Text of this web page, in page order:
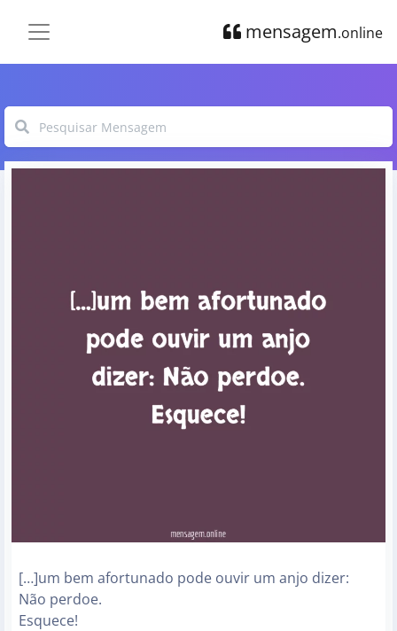
mensagem.online
[…]um bem afortunado pode ouvir um anjo dizer:
Não perdoe.
Esquece!